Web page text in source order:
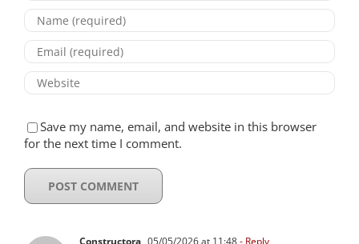
Save my name, email, and website in this browser
for the next time I comment.